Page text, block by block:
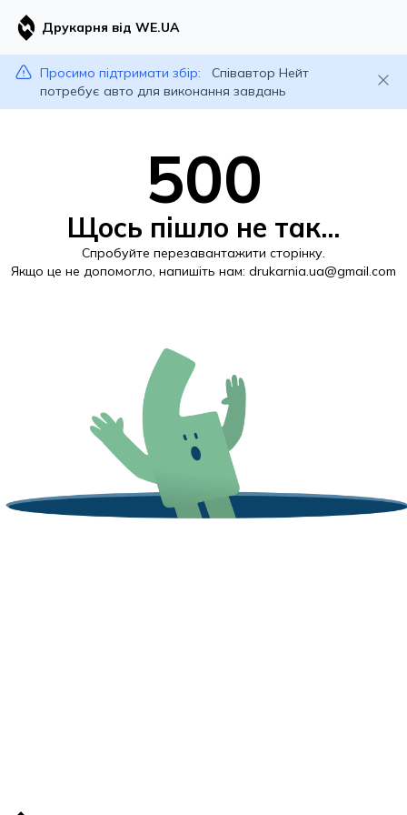
Друкарня від WE.UA
Просимо підтримати збір:
Співавтор Нейт
потребує авто для виконання завдань
500
Щось пішло не так...
Спробуйте перезавантажити сторінку.
Якщо це не допомогло, напишіть нам: drukarnia.ua@gmail.com